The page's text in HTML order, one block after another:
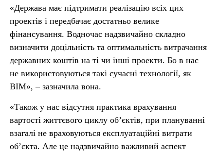
«Держава має підтримати реалізацію всіх цих
проектів і передбачає достатньо велике
фінансування. Водночас надзвичайно складно
визначити доцільність та оптимальність витрачання
державних коштів на ті чи інші проекти. Бо в нас
не використовуються такі сучасні технології, як
ВІМ», – зазначила вона.
«Також у нас відсутня практика врахування
вартості життєвого циклу об’єктів, при плануванні
взагалі не враховуються експлуатаційні витрати
об’єкта. Але це надзвичайно важливий аспект